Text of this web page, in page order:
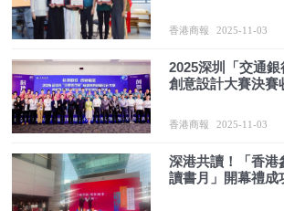
香港商報 2025-11-03
2025深圳「交通
創意設計大賽決賽
香港商報 2025-11-03
深港共讀！「香港
讀書月」開幕禮成